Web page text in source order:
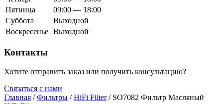
Пятница
09:00 — 18:00
Суббота
Выходной
Воскресенье Выходной
Контакты
Хотите отправить заказ или получить консультацию?
Связаться с нами
Главная /Фильтры /HiFi Filter/ SO7082 Фильтр Масляный